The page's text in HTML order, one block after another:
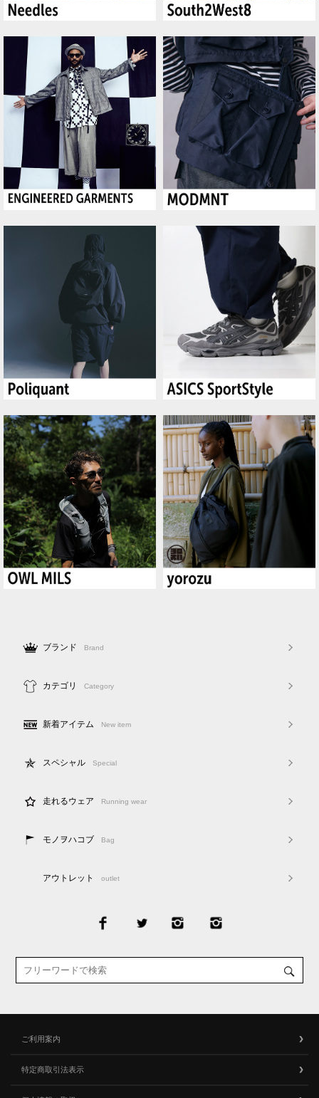
ブランド Brand
カテゴリ Category
新着アイテム New item
スペシャル Special
走れるウェア Running wear
モノヲハコブ Bag
アウトレット outlet
ご利用案内
特定商取引法表示